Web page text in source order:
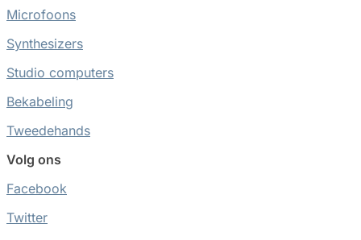
Microfoons
Synthesizers
Studio computers
Bekabeling
Tweedehands
Volg ons
Facebook
Twitter